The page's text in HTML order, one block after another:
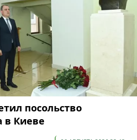
посольство
в Киеве